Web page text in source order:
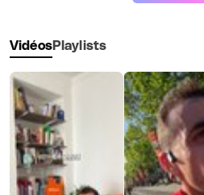
VidéosPlaylists